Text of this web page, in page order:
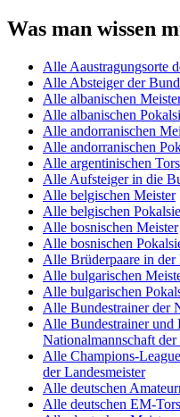
Was man wissen
Alle Aaustragungsorte
Alle Absteiger der
Alle albanischen
Alle albanischen
Alle andorranischen
Alle andorranischen
Alle argentinischen
Alle Aufsteiger in die
Alle belgischen Meister
Alle belgischen
Alle bosnischen Meister
Alle bosnischen
Alle Brüderpaare in
Alle bulgarischen
Alle bulgarischen
Alle Bundestrainer der
Alle Bundestrainer und
Nationalmannschaft der
Alle Champions-
der Landesmeister
Alle deutschen
Alle deutschen EM-